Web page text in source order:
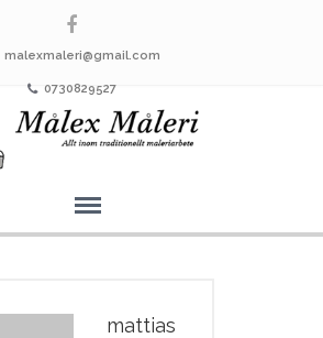
malexmaleri@gmail.com
0730829527
mattias